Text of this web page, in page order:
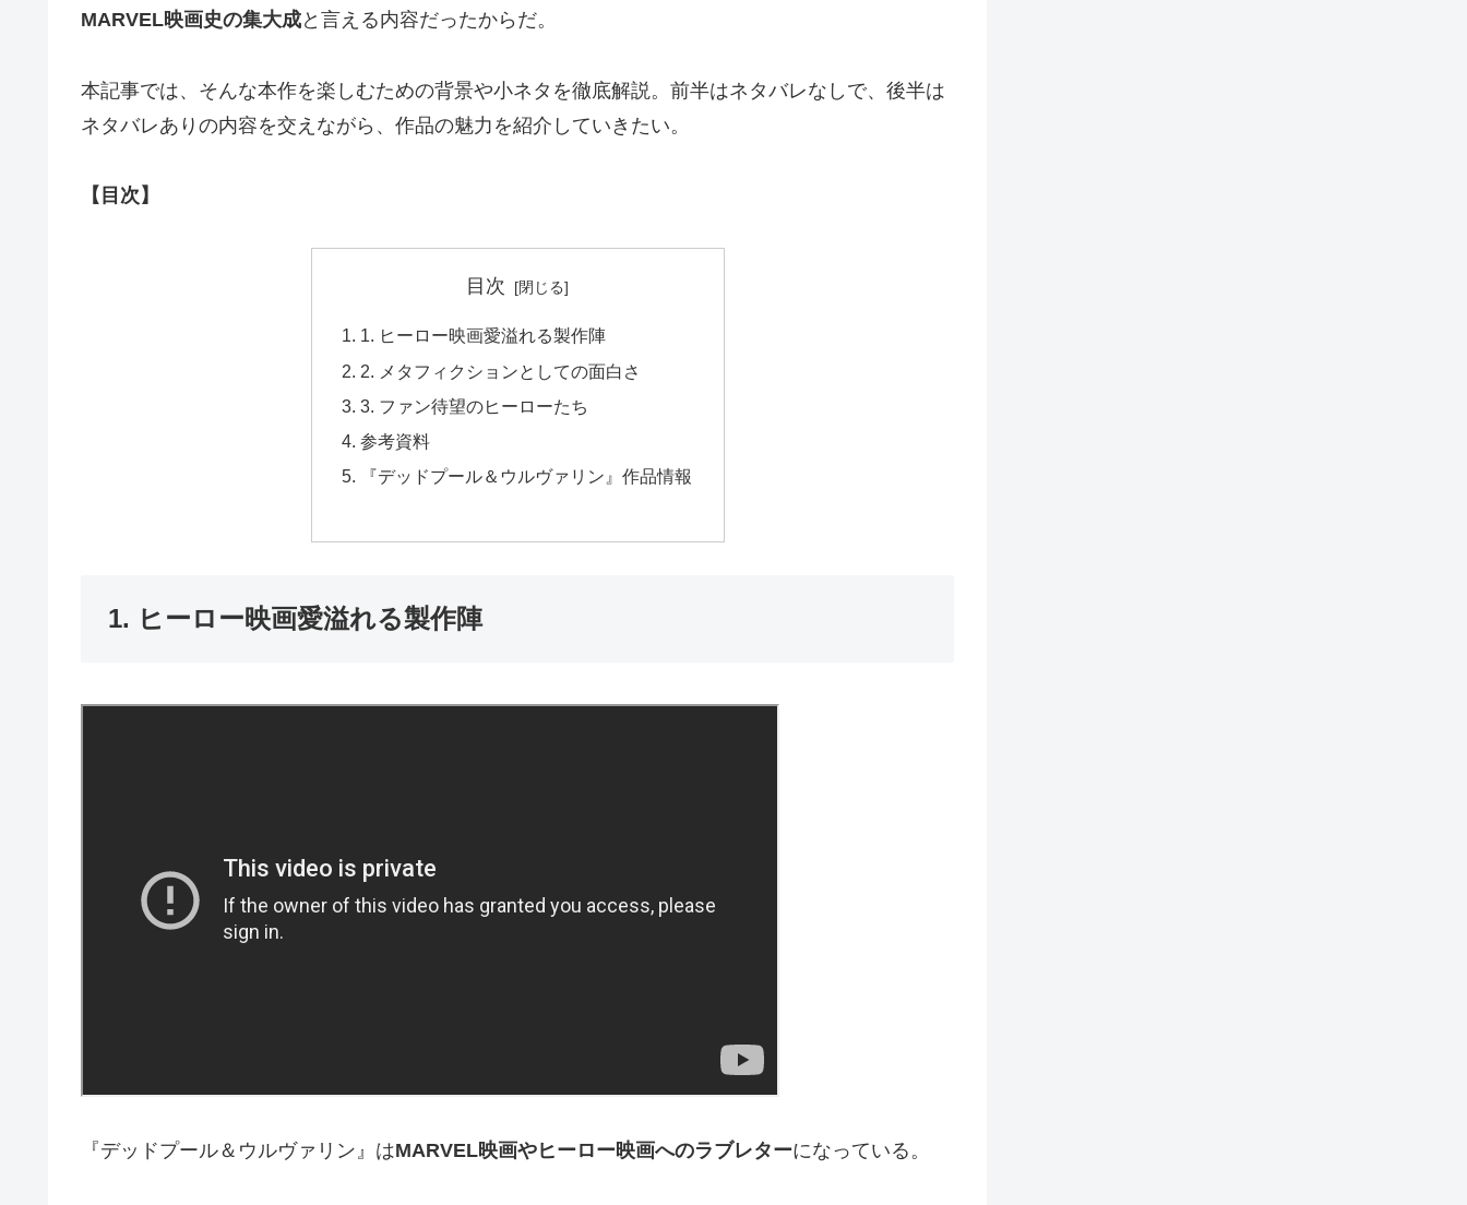
MARVEL映画史の集大成と言える内容だったからだ。
本記事では、そんな本作を楽しむための背景や小ネタを徹底解説。前半はネタバレなしで、後半は
ネタバレありの内容を交えながら、作品の魅力を紹介していきたい。
【目次】
目次
1. ヒーロー映画愛溢れる製作陣
2. メタフィクションとしての面白さ
3. ファン待望のヒーローたち
参考資料
『デッドプール＆ウルヴァリン』作品情報
1. ヒーロー映画愛溢れる製作陣
『デッドプール＆ウルヴァリン』はMARVEL映画やヒーロー映画へのラブレターになっている。